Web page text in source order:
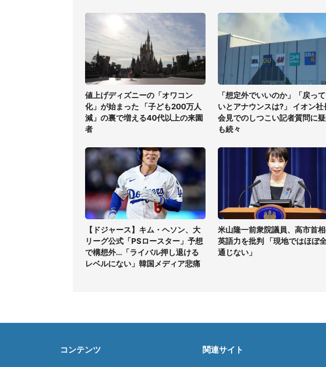
値上げディズニーの「オワコン
化」が始まった 「子ども200万人
減」の裏で増える40代以上の来園
者
「想定外でいいのか」「戻っ
いとアナウンスは?」 イオン社
会見でのしつこい記者質問に
も続々
【ドジャース】キム・ヘソン、大
リーグ公式「PSロースター」予想
で構想外...「ライバル押し退ける
レベルにない」韓国メディア悲痛
米山隆一前衆院議員、高市首
英語力を批判 「現地ではほぼ
通じない」
コンテンツ 関連サイト